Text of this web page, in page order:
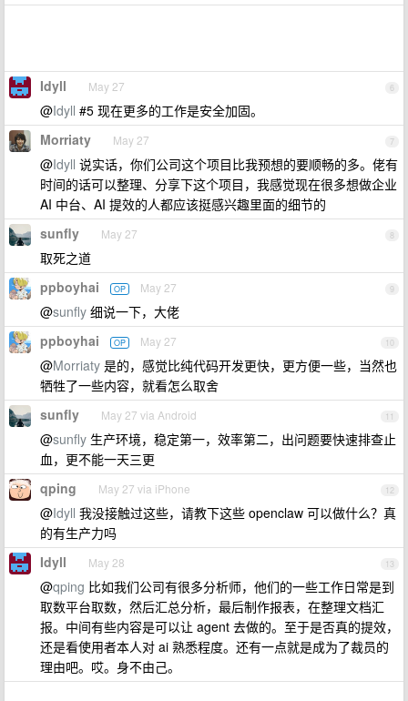
6
Idyll May 27
@Idyll #5 现在更多的工作是安全加固。
7
Morriaty May 27
@Idyll 说实话，你们公司这个项目比我预想的要顺畅的多。佬有
时间的话可以整理、分享下这个项目，我感觉现在很多想做企业
AI 中台、AI 提效的人都应该挺感兴趣里面的细节的
8
sunfly May 27
取死之道
9
ppboyhai OP May 27
@sunfly 细说一下，大佬
10
ppboyhai OP May 27
@Morriaty 是的，感觉比纯代码开发更快，更方便一些，当然也
牺牲了一些内容，就看怎么取舍
11
sunfly May 27 via Android
@sunfly 生产环境，稳定第一，效率第二，出问题要快速排查止
血，更不能一天三更
12
qping May 27 via iPhone
@Idyll 我没接触过这些，请教下这些 openclaw 可以做什么？真
的有生产力吗
13
Idyll May 28
@qping 比如我们公司有很多分析师，他们的一些工作日常是到
取数平台取数，然后汇总分析，最后制作报表，在整理文档汇
报。中间有些内容是可以让 agent 去做的。至于是否真的提效，
还是看使用者本人对 ai 熟悉程度。还有一点就是成为了裁员的
理由吧。哎。身不由己。